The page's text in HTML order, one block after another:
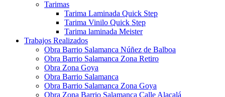
Tarimas
Tarima Laminada Quick Step
Tarima Vinilo Quick Step
Tarima laminada Meister
Trabajos Realizados
Obra Barrio Salamanca Núñez de Balboa
Obra Barrio Salamanca Zona Retiro
Obra Zona Goya
Obra Barrio Salamanca
Obra Barrio Salamanca Zona Goya
Obra Zona Barrio Salamanca Calle Alacalá